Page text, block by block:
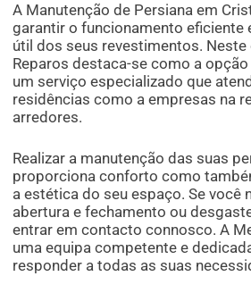
A Manutenção de Persiana em
garantir o funcionamento eficiente
útil dos seus revestimentos. Neste
Reparos destaca-se como a
um serviço especializado que
residências como a empresas na
arredores.
Realizar a manutenção das suas
proporciona conforto como
a estética do seu espaço. Se você
abertura e fechamento ou
entrar em contacto connosco. A
uma equipa competente e
responder a todas as suas